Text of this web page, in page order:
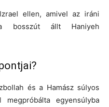
ellen, amivel az iráni
bosszút állt Haniyeh
és a Hamász súlyos
egyensúlyba